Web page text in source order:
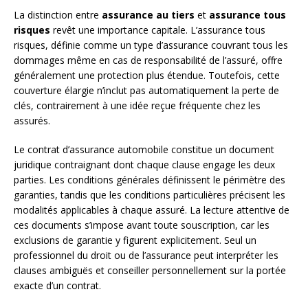
La distinction entre assurance au tiers et assurance tous
risques revêt une importance capitale. L’assurance tous
risques, définie comme un type d’assurance couvrant tous les
dommages même en cas de responsabilité de l’assuré, offre
généralement une protection plus étendue. Toutefois, cette
couverture élargie n’inclut pas automatiquement la perte de
clés, contrairement à une idée reçue fréquente chez les
assurés.
Le contrat d’assurance automobile constitue un document
juridique contraignant dont chaque clause engage les deux
parties. Les conditions générales définissent le périmètre des
garanties, tandis que les conditions particulières précisent les
modalités applicables à chaque assuré. La lecture attentive de
ces documents s’impose avant toute souscription, car les
exclusions de garantie y figurent explicitement. Seul un
professionnel du droit ou de l’assurance peut interpréter les
clauses ambiguës et conseiller personnellement sur la portée
exacte d’un contrat.